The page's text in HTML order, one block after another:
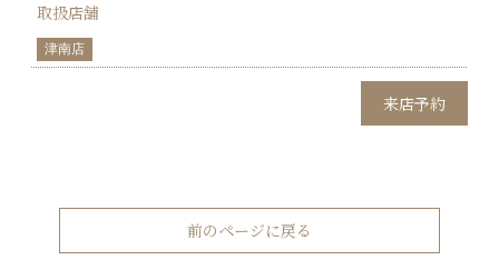
取扱店舗
津南店
来店予約
前のページに戻る